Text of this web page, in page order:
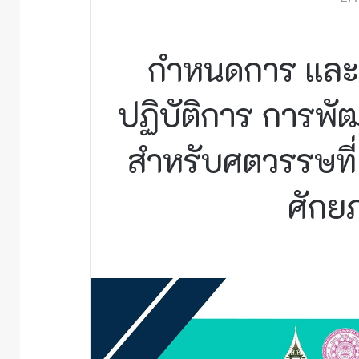
กำหนดการ แล
ปฏิบัติการ การพั
สำหรับศตวรรษ
ศักย